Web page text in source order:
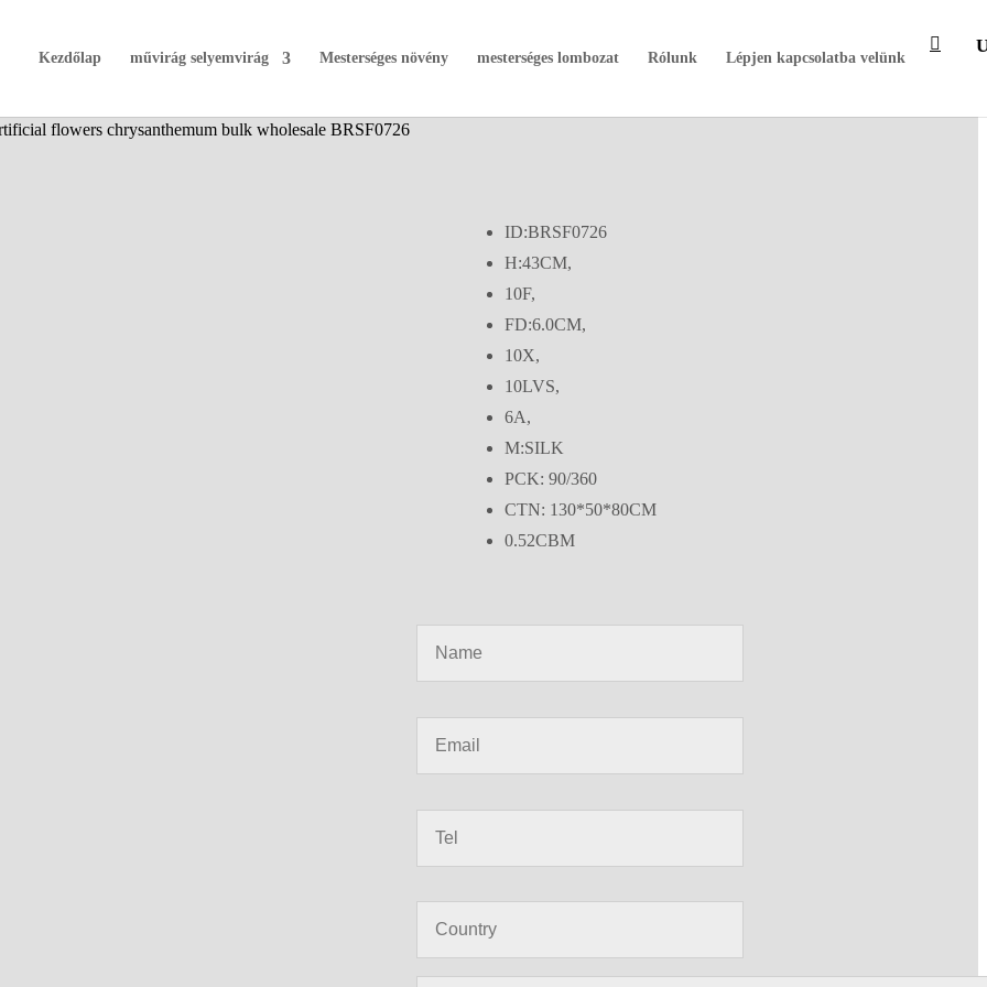
Kezdőlap művirág selyemvirág Mesterséges növény mesterséges lombozat Rólunk Lépjen kapcsolatba velünk
flowers chrysanthemum bulk wholesale BRSF0726
ID:BRSF0726
H:43CM,
10F,
FD:6.0CM,
10X,
10LVS,
6A,
M:SILK
PCK: 90/360
CTN: 130*50*80CM
0.52CBM